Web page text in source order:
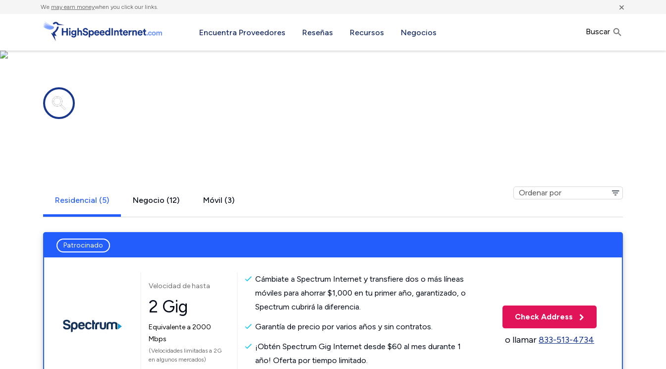
We may earn moneywhen you click our links. ×
Encuentra Proveedores Reseñas Recursos Negocios Buscar
Residencial (5) Negocio (12) Móvil (3)
Patrocinado
Velocidad de hasta
2 Gig
Equivalente a 2000
Mbps
(Velocidades limitadas a 2G
en algunos mercados)
Cámbiate a Spectrum Internet y transfiere dos o más líneas
móviles para ahorrar $1,000 en tu primer año, garantizado, o
Spectrum cubrirá la diferencia.
Garantía de precio por varios años y sin contratos.
¡Obtén Spectrum Gig Internet desde $60 al mes durante 1
año! Oferta por tiempo limitado.
Check Address
o llamar833-513-4734